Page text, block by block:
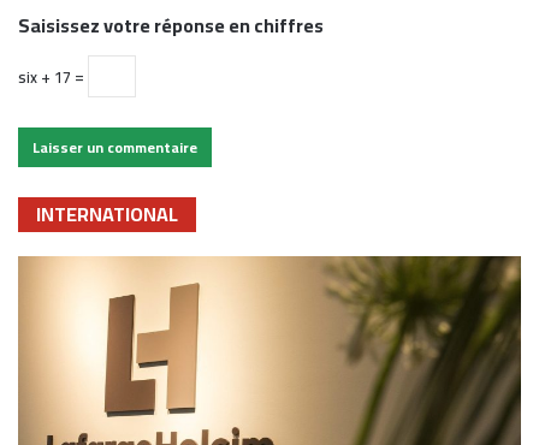
Saisissez votre réponse en chiffres
six + 17 =
INTERNATIONAL